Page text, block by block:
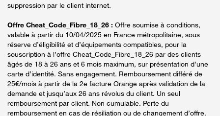
suppression par le client internet.
Offre Cheat_Code_Fibre_18_26 : Offre soumise à conditions,
valable à partir du 10/04/2025 en France métropolitaine, sous
réserve d’éligibilité et d’équipements compatibles, pour la
souscription à l’offre Cheat_Code_Fibre_18_26 par des clients
âgés de 18 à 26 ans et 6 mois maximum, sur présentation d’une
carte d’identité. Sans engagement. Remboursement différé de
25€/mois à partir de la 2e facture Orange après validation de la
demande et jusqu’aux 26 ans révolus du client. Un seul
remboursement par client. Non cumulable. Perte du
remboursement en cas de résiliation ou de changement d’offre.